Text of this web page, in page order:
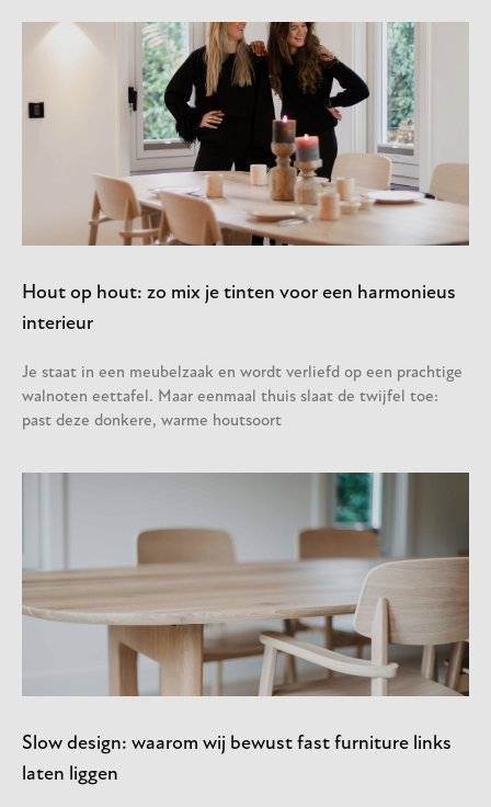
Hout op hout: zo mix je tinten voor een harmonieus
interieur
Je staat in een meubelzaak en wordt verliefd op een prachtige
walnoten eettafel. Maar eenmaal thuis slaat de twijfel toe:
past deze donkere, warme houtsoort
Slow design: waarom wij bewust fast furniture links
laten liggen